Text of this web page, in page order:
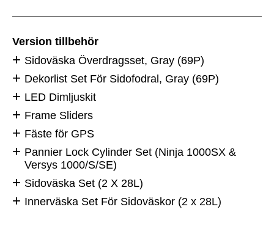
Version tillbehör
Sidoväska Överdragsset, Gray (69P)
Dekorlist Set För Sidofodral, Gray (69P)
LED Dimljuskit
Frame Sliders
Fäste för GPS
Pannier Lock Cylinder Set (Ninja 1000SX &
Versys 1000/S/SE)
Sidoväska Set (2 X 28L)
Innerväska Set För Sidoväskor (2 x 28L)